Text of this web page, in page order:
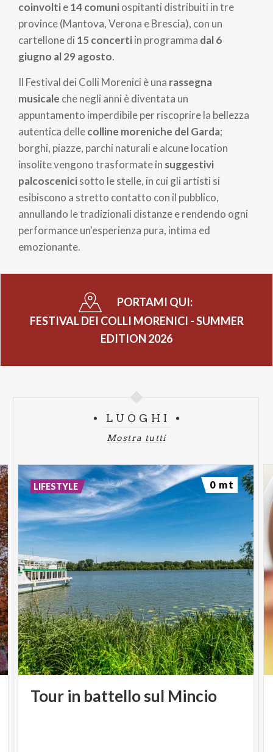
coinvoltie14 comuniospitanti distribuiti in tre
province (Mantova, Verona e Brescia), con un
cartellone di 15 concertiin programma dal 6
giugno al 29 agosto.
Il Festival dei Colli Morenici è una rassegna
musicale che negli anni è diventata un
appuntamento imperdibile per riscoprire la bellezza
autentica dellecolline moreniche del Garda;
borghi, piazze, parchi naturali e alcune location
insolite vengono trasformate in suggestivi
palcoscenicisotto le stelle, in cui gli artisti si
esibiscono a stretto contatto con il pubblico,
annullando le tradizionali distanze e rendendo ogni
performance un'esperienza pura, intima ed
emozionante.
PORTAMI QUI:
FESTIVAL DEI COLLI MORENICI - SUMMER
EDITION 2026
LUOGHI
Mostra tutti
Tour in battellosul Mincio
LIFESTYLE 0 mt